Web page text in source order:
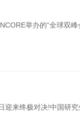
迎来终极对决!中国研